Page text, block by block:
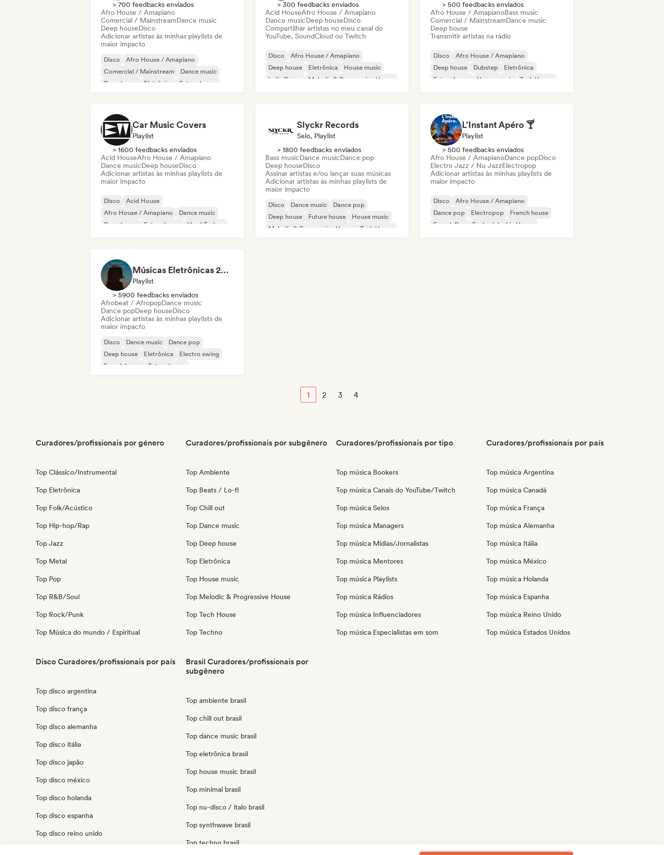
> 700 feedbacks enviados
Afro House / Amapiano
Comercial / MainstreamDance music
Deep houseDisco
Adicionar artistas às minhas playlists de
maior impacto
Disco
Afro House / Amapiano
Comercial / Mainstream
Dance music
Deep house
Eletrônica
Future house
> 300 feedbacks enviados
Acid HouseAfro House / Amapiano
Dance musicDeep houseDisco
Compartilhar artistas no meu canal do
YouTube, SoundCloud ou Twitch
Disco
Afro House / Amapiano
Deep house
Eletrônica
House music
Indie Dance
Melodic & Progressive House
> 500 feedbacks enviados
Afro House / AmapianoBass music
Comercial / MainstreamDance music
Deep house
Transmitir artistas na rádio
Disco
Afro House / Amapiano
Deep house
Dubstep
Eletrônica
Future house
House music Tech House
Car Music Covers
Playlist
> 1600 feedbacks enviados
Acid HouseAfro House / Amapiano
Dance musicDeep houseDisco
Adicionar artistas às minhas playlists de
maior impacto
Disco
Acid House
Afro House / Amapiano
Dance music
Deep house
Future house
Hard Techno
Slyckr Records
Selo, Playlist
> 1800 feedbacks enviados
Bass musicDance musicDance pop
Deep houseDisco
Assinar artistas e/ou lançar suas músicas
Adicionar artistas às minhas playlists de
maior impacto
Disco Dance music
Dance pop
Deep house
Future house
House music
Melodic & Progressive House
Tech House
L’Instant Apéro 🍸
Playlist
> 500 feedbacks enviados
Afro House / AmapianoDance popDisco
Electro Jazz / Nu JazzElectropop
Adicionar artistas às minhas playlists de
maior impacto
Disco
Afro House / Amapiano
Dance pop
Electropop
French house
French Pop
Funky / Jackin House
Músicas Eletrônicas 2026
Playlist
> 5900 feedbacks enviados
Afrobeat / AfropopDance music
Dance popDeep houseDisco
Adicionar artistas às minhas playlists de
maior impacto
Disco Dance music
Dance pop
Deep house
Eletrônica
Electro swing
French house
Future house
1 2 3 4
Curadores/profissionais por género
Top Clássico/Instrumental
Top Eletrônica
Top Folk/Acústico
Top Hip-hop/Rap
Top Jazz
Top Metal
Top Pop
Top R&B/Soul
Top Rock/Punk
Top Música do mundo / Espiritual
Curadores/profissionais por subgênero
Top Ambiente
Top Beats / Lo-fi
Top Chill out
Top Dance music
Top Deep house
Top Eletrônica
Top House music
Top Melodic & Progressive House
Top Tech House
Top Techno
Curadores/profissionais por tipo
Top música Bookers
Top música Canais do YouTube/Twitch
Top música Selos
Top música Managers
Top música Mídias/Jornalistas
Top música Mentores
Top música Playlists
Top música Rádios
Top música Influenciadores
Top música Especialistas em som
Curadores/profissionais por país
Top música Argentina
Top música Canadá
Top música França
Top música Alemanha
Top música Itália
Top música México
Top música Holanda
Top música Espanha
Top música Reino Unido
Top música Estados Unidos
Disco Curadores/profissionais por país
Top disco argentina
Top disco frança
Top disco alemanha
Top disco itália
Top disco japão
Top disco méxico
Top disco holanda
Top disco espanha
Top disco reino unido
Brasil Curadores/profissionais por
subgênero
Top ambiente brasil
Top chill out brasil
Top dance music brasil
Top eletrônica brasil
Top house music brasil
Top minimal brasil
Top nu-disco / italo brasil
Top synthwave brasil
Top techno brasil